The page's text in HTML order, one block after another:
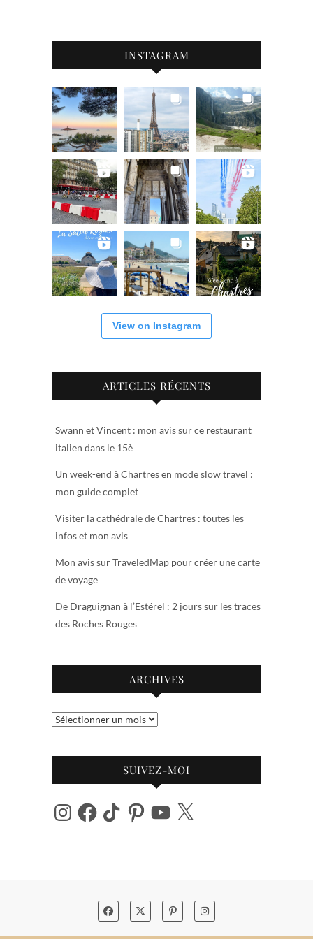
INSTAGRAM
View on Instagram
ARTICLES RÉCENTS
Swann et Vincent : mon avis sur ce restaurant
italien dans le 15è
Un week-end à Chartres en mode slow travel :
mon guide complet
Visiter la cathédrale de Chartres : toutes les
infos et mon avis
Mon avis sur TraveledMap pour créer une carte
de voyage
De Draguignan à l’Estérel : 2 jours sur les traces
des Roches Rouges
ARCHIVES
Archives
SUIVEZ-MOI
InstagramFacebook
TikTok PinterestYouTube
X